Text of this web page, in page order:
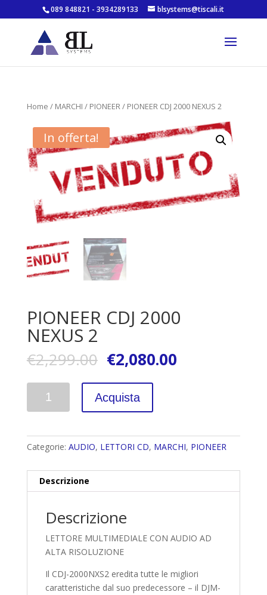
089 848821 - 3934289133 blsystems@tiscali.it
Home / MARCHI / PIONEER/ PIONEER CDJ 2000 NEXUS 2
In offerta!
PIONEER CDJ 2000
NEXUS 2
€2,299.00 €2,080.00
Acquista
Categorie: AUDIO, LETTORI CD, MARCHI, PIONEER
Descrizione
Descrizione
LETTORE MULTIMEDIALE CON AUDIO AD
ALTA RISOLUZIONE
Il CDJ-2000NXS2 eredita tutte le migliori
caratteristiche dal suo predecessore – il DJM-